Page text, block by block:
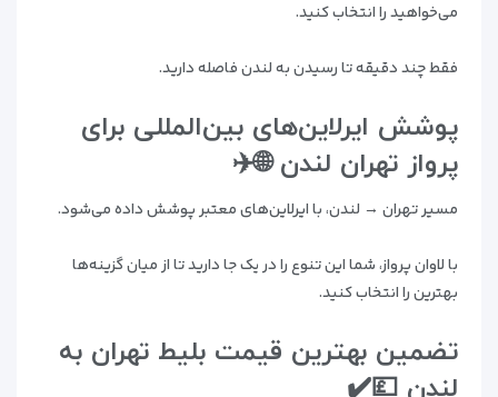
می‌خواهید را انتخاب کنید.
فقط چند دقیقه تا رسیدن به لندن فاصله دارید.
پوشش ایرلاین‌های بین‌المللی برای
پرواز تهران لندن 🌐✈️
مسیر تهران → لندن، با ایرلاین‌های معتبر پوشش داده می‌شود.
با لاوان پرواز، شما این تنوع را در یک جا دارید تا از میان گزینه‌ها
بهترین را انتخاب کنید.
تضمین بهترین قیمت بلیط تهران به
لندن 💷✔️